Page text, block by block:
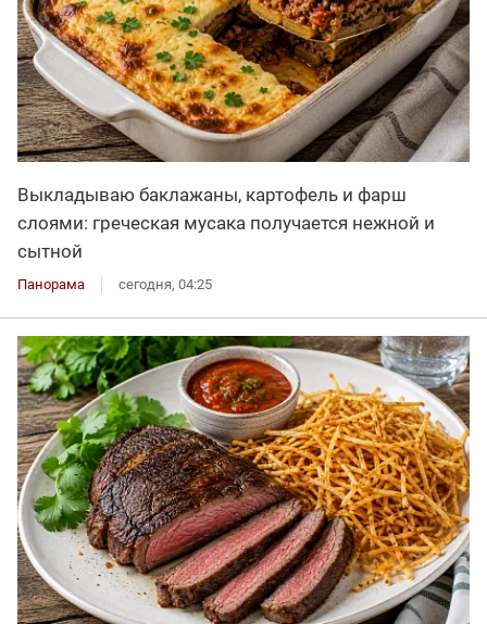
Выкладываю баклажаны, картофель и фарш
слоями: греческая мусака получается нежной и
сытной
Панорама сегодня, 04:25